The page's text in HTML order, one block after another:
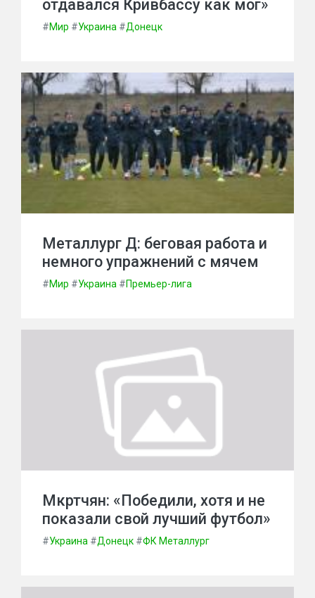
отдавался Кривбассу как мог»
#Мир #Украина #Донецк
Металлург Д: беговая работа и
немного упражнений с мячем
#Мир #Украина #Премьер-лига
Мкртчян: «Победили, хотя и не
показали свой лучший футбол»
#Украина #Донецк #ФК Металлург